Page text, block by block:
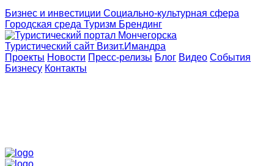
Бизнес и инвестиции Социально-культурная сфера
Городская среда Туризм Брендинг
Туристический сайт Визит.Имандра
Проекты Новости Пресс-релизы Блог Видео События
Бизнесу Контакты